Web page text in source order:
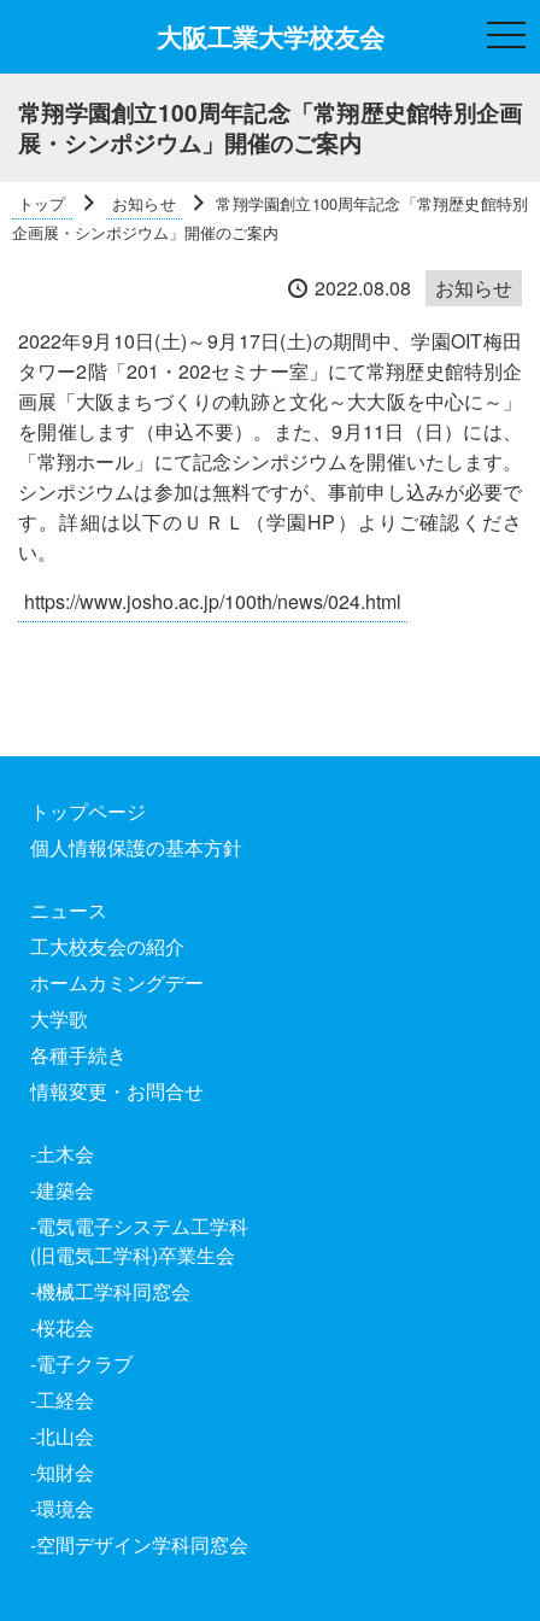
大阪工業大学校友会
t
o
l
e
i
g
o
n
常翔学園創立100周年記念「常翔歴史館特別企画
展・シンポジウム」開催のご案内
トップ お知らせ
常翔学園創立100周年記念「常翔歴史館特別
企画展・シンポジウム」開催のご案内
2022.08.08
お知らせ
2022年9月10日(土)～9月17日(土)の期間中、学園OIT梅田
タワー2階「201・202セミナー室」にて常翔歴史館特別企
画展「大阪まちづくりの軌跡と文化～大大阪を中心に～」
を開催します（申込不要）。また、9月11日（日）には、
「常翔ホール」にて記念シンポジウムを開催いたします。
シンポジウムは参加は無料ですが、事前申し込みが必要で
す。詳細は以下のＵＲＬ（学園HP）よりご確認くださ
い。
https://www.josho.ac.jp/100th/news/024.html
トップページ
個人情報保護の基本方針
ニュース
工大校友会の紹介
ホームカミングデー
大学歌
各種手続き
情報変更・お問合せ
-土木会
-建築会
-電気電子システム工学科
(旧電気工学科)卒業生会
-機械工学科同窓会
-桜花会
-電子クラブ
-工経会
-北山会
-知財会
-環境会
-空間デザイン学科同窓会